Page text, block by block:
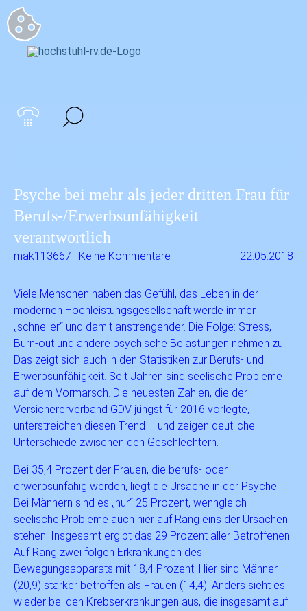
Psyche bei mehr als jeder dritten Frau für
Berufs-/Erwerbsunfähigkeit
verantwortlich
mak113667 | Keine Kommentare 22.05.2018
Viele Menschen haben das Gefühl, das Leben in der
modernen Hochleistungsgesellschaft werde immer
„schneller“ und damit anstrengender. Die Folge: Stress,
Burn-out und andere psychische Belastungen nehmen zu.
Das zeigt sich auch in den Statistiken zur Berufs- und
Erwerbsunfähigkeit. Seit Jahren sind seelische Probleme
auf dem Vormarsch. Die neuesten Zahlen, die der
Versichererverband GDV jüngst für 2016 vorlegte,
unterstreichen diesen Trend – und zeigen deutliche
Unterschiede zwischen den Geschlechtern.
Bei 35,4 Prozent der Frauen, die berufs- oder
erwerbsunfähig werden, liegt die Ursache in der Psyche.
Bei Männern sind es „nur“ 25 Prozent, wenngleich
seelische Probleme auch hier auf Rang eins der Ursachen
stehen. Insgesamt ergibt das 29 Prozent aller Betroffenen.
Auf Rang zwei folgen Erkrankungen des
Bewegungsapparats mit 18,4 Prozent. Hier sind Männer
(20,9) stärker betroffen als Frauen (14,4). Anders sieht es
wieder bei den Krebserkrankungen aus, die insgesamt auf